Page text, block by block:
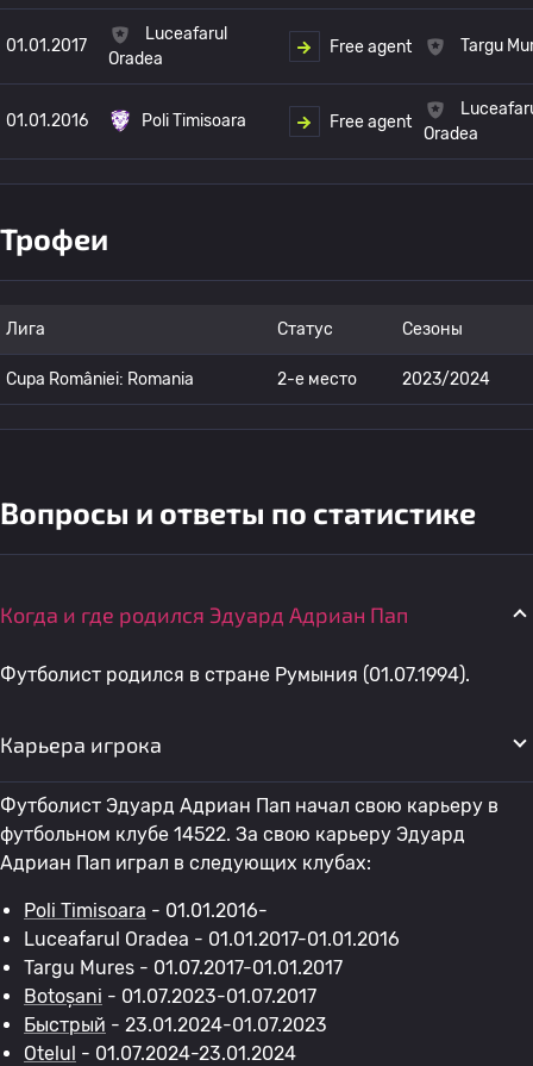
01.01.2017
Luceafarul
Oradea
Free agent Targu
01.01.2016 Poli Timisoara Free agent
Oradea
Трофеи
Лига Статус Сезоны
Cupa României: Romania 2-е место 2023/2024
Вопросы и ответы по статистике
Когда и где родился Эдуард Адриан Пап
Футболист родился в стране Румыния (01.07.1994).
Карьера игрока
Футболист Эдуард Адриан Пап начал свою карьеру в
футбольном клубе 14522. За свою карьеру Эдуард
Адриан Пап играл в следующих клубах:
Poli Timisoara - 01.01.2016-
Luceafarul Oradea - 01.01.2017-01.01.2016
Targu Mures - 01.07.2017-01.01.2017
Botoșani - 01.07.2023-01.07.2017
Быстрый - 23.01.2024-01.07.2023
Otelul - 01.07.2024-23.01.2024